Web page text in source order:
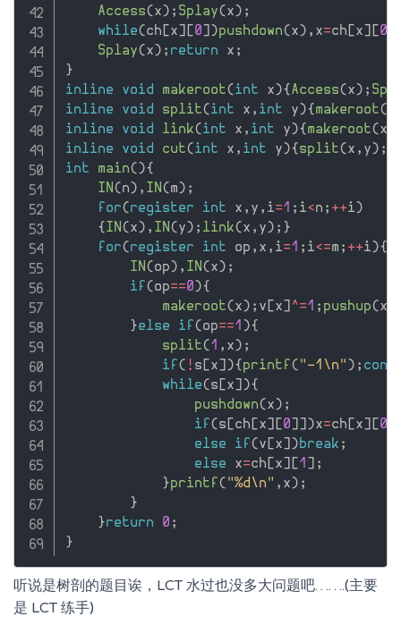
Access(x) ; Splay(x) ;
while(ch [x] [0] )pushdown(x) , x=ch [x] [0
Splay(x) ; return x ;
}
inline
void makeroot(int x){Access(x) ;
inline
void split(int x , int y){makeroot(
inline
void link(int x , int y){makeroot(x
inline
void cut(int x , int y){split(x , y) ;
int
main(){
IN(n) , IN(m) ;
for(register int x , y , i=1 ; i<n ; ++i)
{IN(x) , IN(y) ; link(x , y) ; }
for(register int op , x , i=1 ; i<=m ; ++i){
IN(op) , IN(x) ;
if (op==0){
makeroot(x) ; v [x] ^=1 ; pushup(x
}else if (op==1 ){
split(1 , x) ;
if ( ! s [x] ){printf ( "-1\n" ) ;
while(s [x] ){
pushdown(x) ;
if (s [ch [x] [0] ] )x=ch [x] [0
else
if (v [x] )break ;
else x=ch [x] [1 ] ;
}printf ( "%d\n" , x) ;
}
}return 0 ;
}
听说是树剖的题目诶，LCT 水过也没多大问题吧…….(主要
是 LCT 练手)